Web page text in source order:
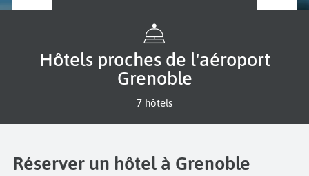
Hôtels proches de l'aéroport
Grenoble
7 hôtels
Réserver un hôtel à Grenoble